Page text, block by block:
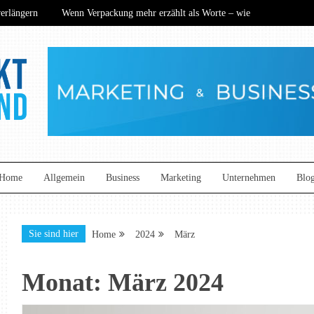
Wenn Verpackung mehr erzählt als Worte – wie
begeistern
Wenn Verpackung mehr erzählt als Worte – wie
Wie nachhaltige Technik den Mittelstand neu definiert
begeistern
Allgemein Business Marketing Unternehmen
Sie sind hier Home 2024 März
Monat: März 2024